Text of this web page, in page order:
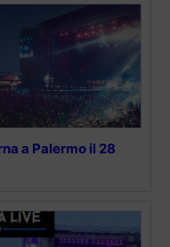
a Palermo il 28